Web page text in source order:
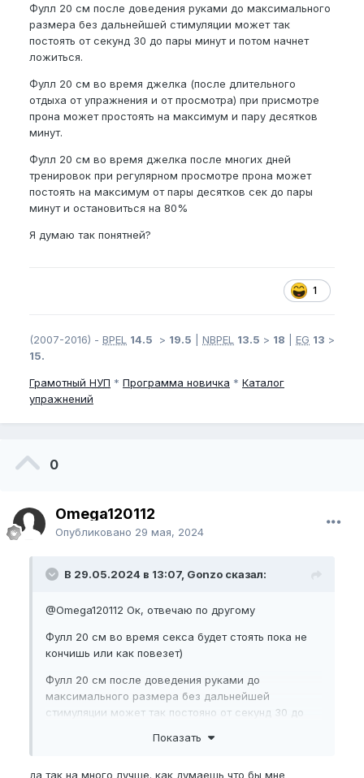
Фулл 20 см после доведения руками до максимального
размера без дальнейшей стимуляции может так
постоять от секунд 30 до пары минут и потом начнет
ложиться.
Фулл 20 см во время джелка (после длительного
отдыха от упражнения и от просмотра) при присмотре
прона может простоять на максимум и пару десятков
минут.
Фулл 20 см во время джелка после многих дней
тренировок при регулярном просмотре прона может
постоять на максимум от пары десятков сек до пары
минут и остановиться на 80%
Я думаю так понятней?
1
(2007-2016) - BPEL 14.5 > 19.5 NBPEL 13.5 > 18 EG 13 >
15.
Грамотный НУП * Программа новичка * Каталог
упражнений
0
Omega120112
Опубликовано 29 мая, 2024
В 29.05.2024 в 13:07, Gonzo сказал:
@Omega120112 Ок, отвечаю по другому
Фулл 20 см во время секса будет стоять пока не
кончишь или как повезет)
Фулл 20 см после доведения руками до
максимального размера без дальнейшей
стимуляции может так постояно от секунд 30 до
отдыха от упражнения и от просмотра) при
Показать
да так на много лучше. как думаешь что бы мне